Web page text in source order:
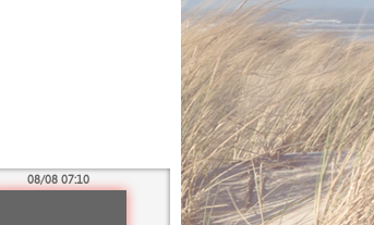
08/08 07:10